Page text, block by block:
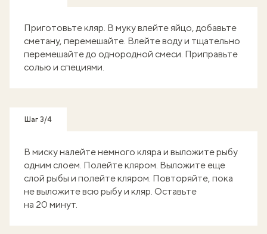
Приготовьте кляр. В муку влейте яйцо, добавьте
сметану, перемешайте. Влейте воду и тщательно
перемешайте до однородной смеси. Приправьте
солью и специями.
Шаг 3/4
В миску налейте немного кляра и выложите рыбу
одним слоем. Полейте кляром. Выложите еще
слой рыбы и полейте кляром. Повторяйте, пока
не выложите всю рыбу и кляр. Оставьте
на 20 минут.